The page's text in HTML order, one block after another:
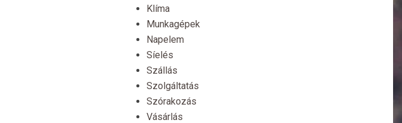
Klíma
Munkagépek
Napelem
Síelés
Szállás
Szolgáltatás
Szórakozás
Vásárlás